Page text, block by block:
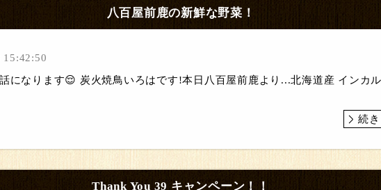
八百屋前鹿の新鮮な野菜！
15:42:50
になります😌 炭火焼鳥いろはです!本日八百屋前鹿より...北海道産 インカ
続
Thank You 39 キャンペーン！！